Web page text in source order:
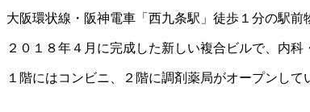
大阪環状線・阪神電車「西九条駅」徒歩１分の駅前
２０１８年４月に完成した新しい複合ビルで、内科
１階にはコンビニ、２階に調剤薬局がオープンして